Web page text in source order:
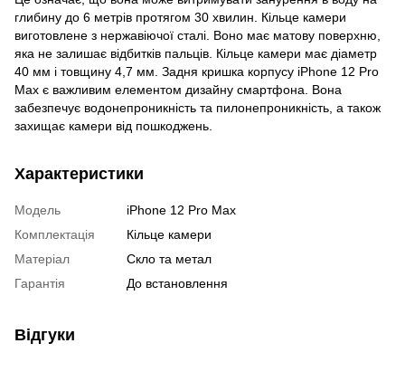
глибину до 6 метрів протягом 30 хвилин. Кільце камери
виготовлене з нержавіючої сталі. Воно має матову поверхню,
яка не залишає відбитків пальців. Кільце камери має діаметр
40 мм і товщину 4,7 мм. Задня кришка корпусу iPhone 12 Pro
Max є важливим елементом дизайну смартфона. Вона
забезпечує водонепроникність та пилонепроникність, а також
захищає камери від пошкоджень.
Характеристики
Модель
iPhone 12 Pro Max
Комплектація
Кільце камери
Матеріал
Скло та метал
Гарантія
До встановлення
Відгуки